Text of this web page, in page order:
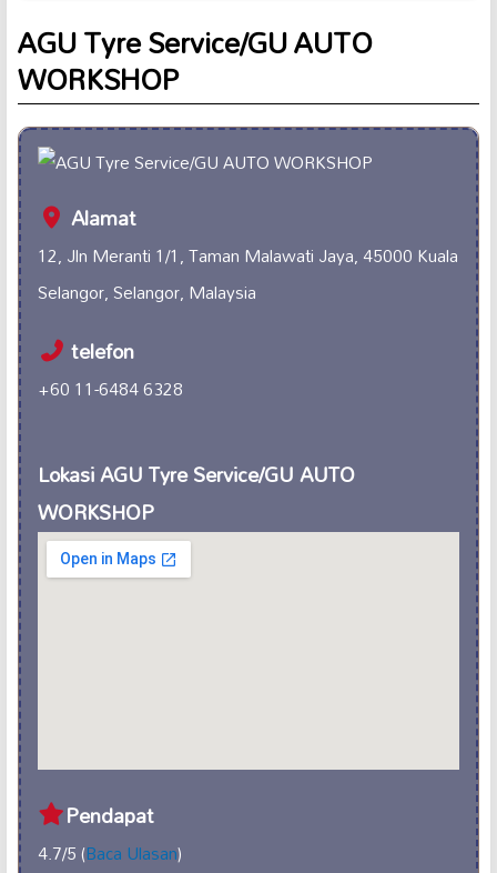
AGU Tyre Service/GU AUTO
WORKSHOP
Alamat
12, Jln Meranti 1/1, Taman Malawati Jaya, 45000 Kuala
Selangor, Selangor, Malaysia
telefon
+60 11-6484 6328
Lokasi AGU Tyre Service/GU AUTO
WORKSHOP
Pendapat
4.7/5 (Baca Ulasan)